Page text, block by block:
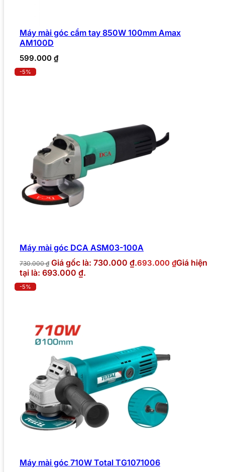
Máy mài góc cầm tay 850W 100mm Amax
AM100D
599.000 ₫
-5%
Máy mài góc DCA ASM03-100A
730.000₫ Giá gốc là: 730.000 ₫.693.000 ₫Giá hiện
tại là: 693.000 ₫.
-5%
Máy mài góc 710W Total TG1071006